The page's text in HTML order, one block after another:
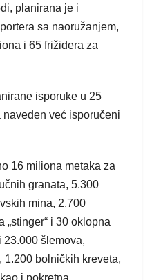
planirana je i
sa naoružanjem,
i 65 frižidera za
isporuke u 25
već isporučeni
16 miliona metaka za
granata, 5.300
mina, 2.700
„stinger“ i 30 oklopna
šlemova,
1.200 bolničkih kreveta,
i pokretna